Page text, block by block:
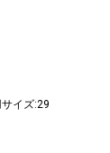
イズ:29